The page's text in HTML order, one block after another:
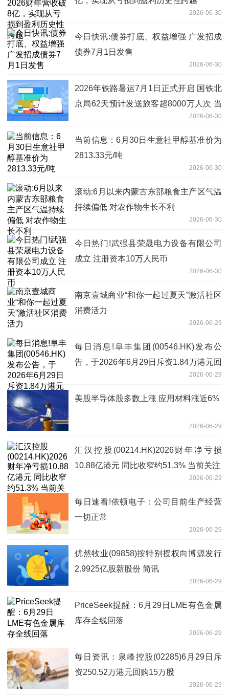
2026-06-30
今日快讯:债券打底、权益增强 广发招成
债券7月1日发售
2026-06-30
2026年铁路暑运7月1日正式开启 国铁北
京局62天预计发送旅客超8000万人次 当
2026-06-30
当前信息：6月30日生意社甲醇基准价为
2813.33元/吨
2026-06-30
滚动:6月以来内蒙古东部粮食主产区气温
持续偏低 对农作物生长不利
2026-06-30
今日热门!武强县荣晟电力设备有限公司
成立 注册资本10万人民币
2026-06-30
南京壹城商业“和你一起过夏天”激活社区
消费活力
2026-06-29
每日消息!阜丰集团(00546.HK)发布公
告，于2026年6月29日斥资1.84万港元回
2026-06-29
美股半导体股多数上涨 应用材料涨近6%
2026-06-29
汇汉控股(00214.HK)2026财年净亏损
10.88亿港元 同比收窄约51.3% 当前关注
2026-06-29
每日速看!依顿电子：公司目前生产经营
一切正常
2026-06-29
优然牧业(09858)按特别授权向博源发行
2.9925亿股新股份 简讯
2026-06-29
PriceSeek提醒：6月29日LME有色金属
库存全线回落
2026-06-29
每日资讯：泉峰控股(02285)6月29日斥
资250.52万港元回购15万股
2026-06-29